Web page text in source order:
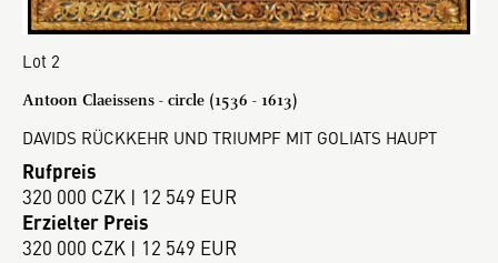
Lot 2
Antoon Claeissens - circle (1536 - 1613)
DAVIDS RÜCKKEHR UND TRIUMPF MIT GOLIATS HAUPT
Rufpreis
320 000 CZK | 12 549 EUR
Erzielter Preis
320 000 CZK | 12 549 EUR